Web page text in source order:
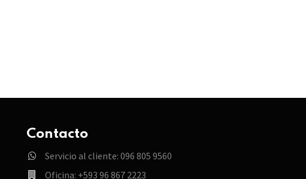
Contacto
Servicio al cliente: 096 805 9560
Oficina: +593 96 867 2223